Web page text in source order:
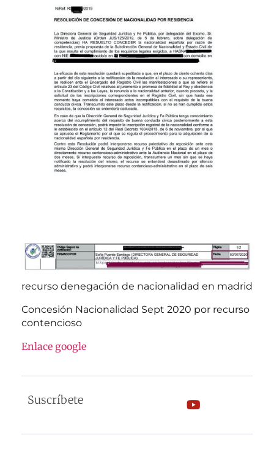
recurso denegación de nacionalidad en madrid
Concesión Nacionalidad Sept 2020 por recurso
contencioso
Enlace google
Suscríbete